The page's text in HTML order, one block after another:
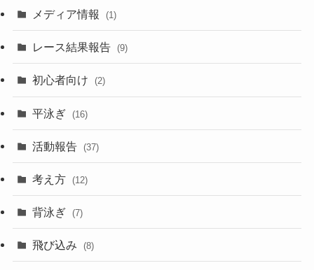
メディア情報 (1)
レース結果報告 (9)
初心者向け (2)
平泳ぎ (16)
活動報告 (37)
考え方 (12)
背泳ぎ (7)
飛び込み (8)